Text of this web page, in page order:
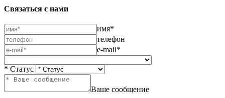
Связаться с нами
имя*
телефон
e-mail*
* Статус
Ваше сообщение